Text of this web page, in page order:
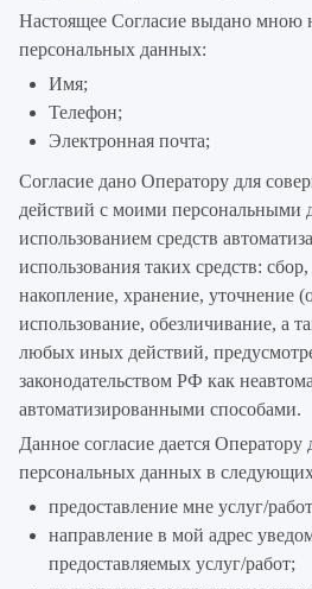
Настоящее Согласие выдано мною
персональных данных:
Имя;
Телефон;
Электронная почта;
Согласие дано Оператору для
действий с моими персональными
использованием средств
использования таких средств:
накопление, хранение, уточнение
использование, обезличивание, а
любых иных действий,
законодательством РФ как
автоматизированными способами.
Данное согласие дается
персональных данных в
предоставление мне услуг/
направление в мой адрес
предоставляемых услуг/работ;